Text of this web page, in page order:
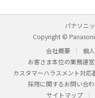
パナソニ
Copyright ©
会社概要
個
お客さま本位の業務運
カスタマーハラスメント対応
採用に関するお問い合
サイトマップ